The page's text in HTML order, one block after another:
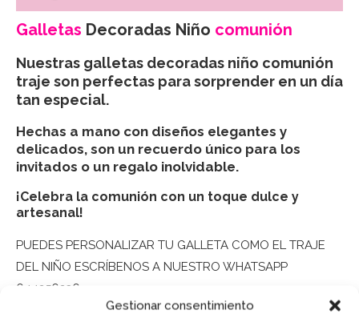
Gestionar consentimiento
Galletas Decoradas Niño comunión
Nuestras galletas decoradas niño comunión
traje son perfectas para sorprender en un día
tan especial.
Hechas a mano con diseños elegantes y
delicados, son un recuerdo único para los
invitados o un regalo inolvidable.
¡Celebra la comunión con un toque dulce y
artesanal!
PUEDES PERSONALIZAR TU GALLETA COMO EL TRAJE
DEL NIÑO ESCRÍBENOS A NUESTRO WHATSAPP
644256236